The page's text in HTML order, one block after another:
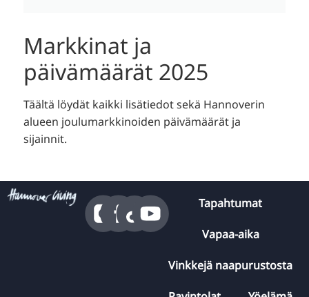
Markkinat ja
päivämäärät 2025
Täältä löydät kaikki lisätiedot sekä Hannoverin
alueen joulumarkkinoiden päivämäärät ja
sijainnit.
Tapahtumat
Vapaa-aika
Vinkkejä naapurustosta